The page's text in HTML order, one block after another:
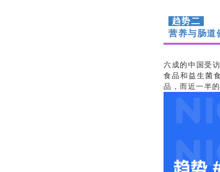
趋势二
营养与肠道
六成的中国受
食品和益生菌
品，而近一半